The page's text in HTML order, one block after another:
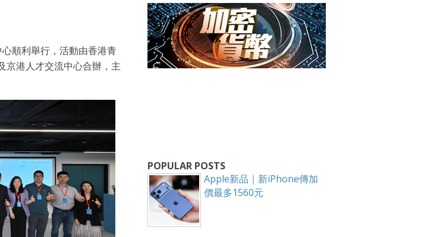
順利舉行，活動由香港青
京港人才交流中心合辦，主
POPULAR POSTS
Apple新品｜新iPhone傳加
價最多1560元
附創業懶人包），直達郵箱！